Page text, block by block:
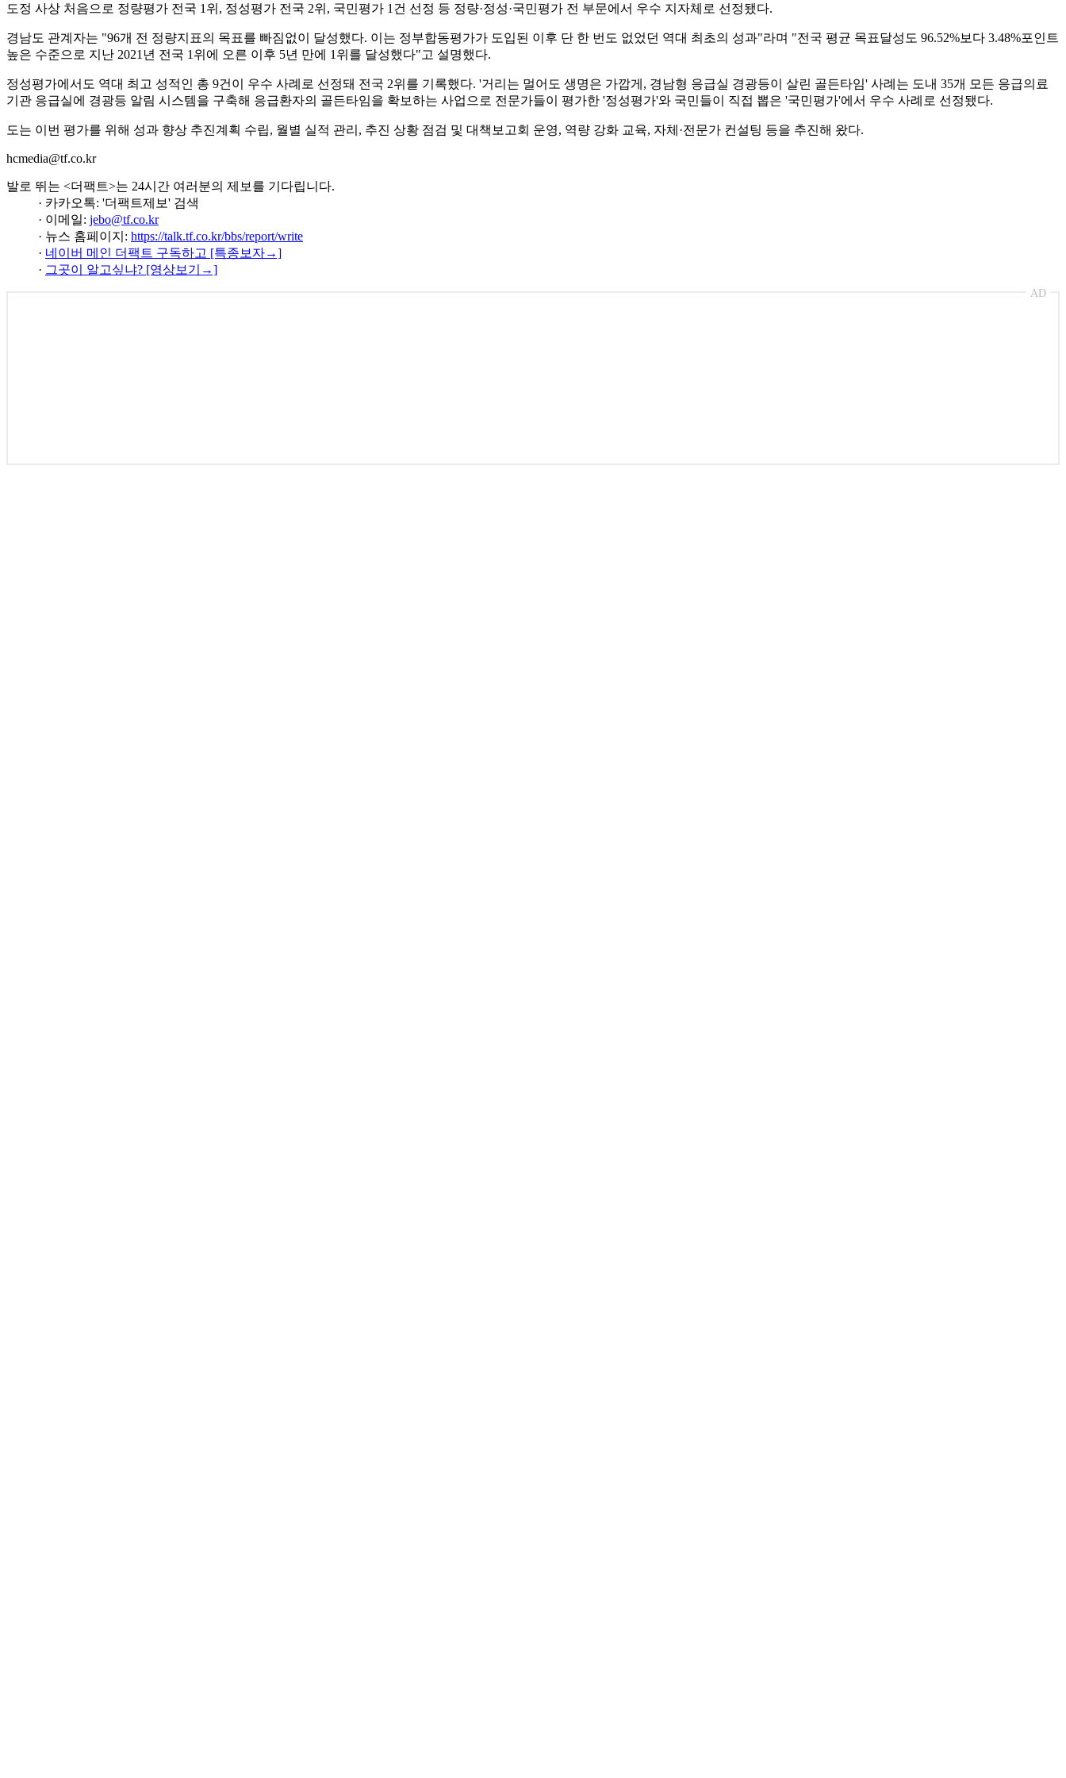
도정 사상 처음으로 정량평가 전국 1위, 정성평가 전국 2위, 국민평가 1건 선정 등 정량·정성·국민평가 전 부문에서 우수 지자체로 선정됐다.
경남도 관계자는 "96개 전 정량지표의 목표를 빠짐없이 달성했다. 이는 정부합동평가가 도입된 이후 단 한 번도 없었던 역대 최초의 성과"라며 "전국 평균 목표달성도 96.52%보다 3.48%포인트
높은 수준으로 지난 2021년 전국 1위에 오른 이후 5년 만에 1위를 달성했다"고 설명했다.
정성평가에서도 역대 최고 성적인 총 9건이 우수 사례로 선정돼 전국 2위를 기록했다. '거리는 멀어도 생명은 가깝게, 경남형 응급실 경광등이 살린 골든타임' 사례는 도내 35개 모든 응급의료
기관 응급실에 경광등 알림 시스템을 구축해 응급환자의 골든타임을 확보하는 사업으로 전문가들이 평가한 '정성평가'와 국민들이 직접 뽑은 '국민평가'에서 우수 사례로 선정됐다.
도는 이번 평가를 위해 성과 향상 추진계획 수립, 월별 실적 관리, 추진 상황 점검 및 대책보고회 운영, 역량 강화 교육, 자체·전문가 컨설팅 등을 추진해 왔다.
hcmedia@tf.co.kr
발로 뛰는 <더팩트>는 24시간 여러분의 제보를 기다립니다.
· 카카오톡: '더팩트제보' 검색
· 이메일: jebo@tf.co.kr
· 뉴스 홈페이지: https://talk.tf.co.kr/bbs/report/write
· 네이버 메인 더팩트 구독하고 [특종보자→]
· 그곳이 알고싶냐? [영상보기→]
AD